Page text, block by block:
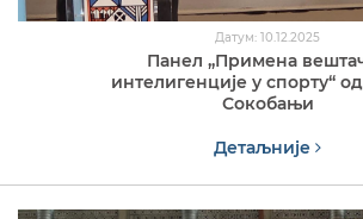
Датум: 10.12.2025
Панел „Примена
интелигенције у спорту“
Сокобањи
Детаљније